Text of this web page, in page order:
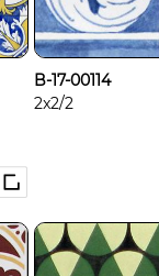
B-17-00114
2x2/2